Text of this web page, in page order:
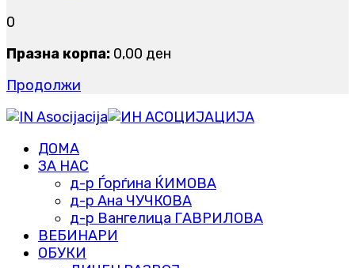
0
Празна корпа: 0,00 ден
Продолжи
ДОМА
ЗА НАС
д-р Ѓорѓина ЌИМОВА
д-р Ана ЧУЧКОВА
д-р Вангелица ГАВРИЛОВА
ВЕБИНАРИ
ОБУКИ